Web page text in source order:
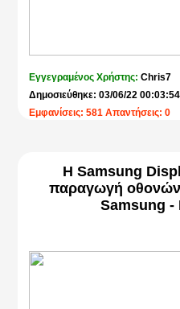
Εγγεγραμένος Χρήστης:Chris7
Δημοσιεύθηκε: 03/06/22 00:03:54
Εμφανίσεις: 581 Απαντήσεις: 0
Η Samsung
παραγωγή οθονών
Samsung -